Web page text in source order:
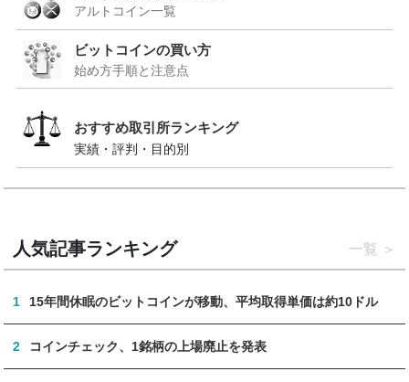
アルトコイン一覧
ビットコインの買い方
始め方手順と注意点
おすすめ取引所ランキング
実績・評判・目的別
人気記事ランキング 一覧
1 15年間休眠のビットコインが移動、平均取得単価は約10ドル
2 コインチェック、1銘柄の上場廃止を発表